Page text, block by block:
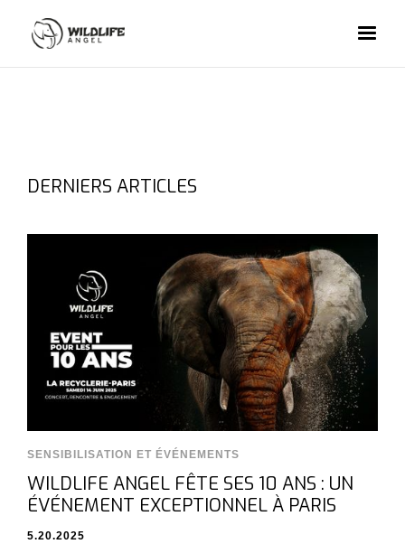
DERNIERS ARTICLES
SENSIBILISATION ET ÉVÉNEMENTS
WILDLIFE ANGEL FÊTE SES 10 ANS : UN
ÉVÉNEMENT EXCEPTIONNEL À PARIS
5.20.2025